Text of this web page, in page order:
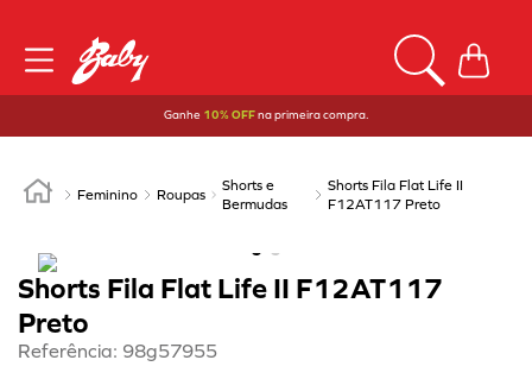
Ganhe 10% OFFna primeira compra.
Feminino Roupas
Shorts e
Bermudas
Shorts Fila Flat Life II
F12AT117 Preto
Shorts Fila Flat Life II F12AT117
Preto
Referência: 98g57955